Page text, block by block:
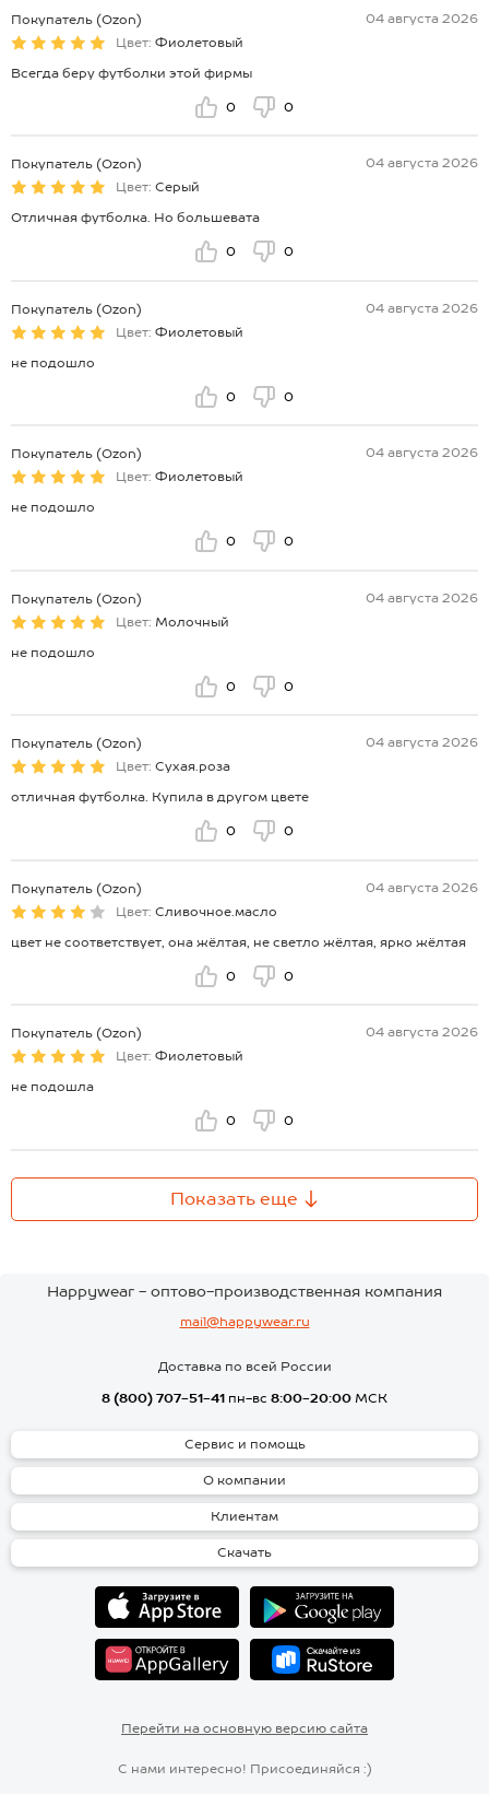
Покупатель (Ozon)
04 августа 2026
Цвет: Фиолетовый
Всегда беру футболки этой фирмы
0 0
Покупатель (Ozon)
04 августа 2026
Цвет: Серый
Отличная футболка. Но большевата
0 0
Покупатель (Ozon)
04 августа 2026
Цвет: Фиолетовый
не подошло
0 0
Покупатель (Ozon)
04 августа 2026
Цвет: Фиолетовый
не подошло
0 0
Покупатель (Ozon)
04 августа 2026
Цвет: Молочный
не подошло
0 0
Покупатель (Ozon)
04 августа 2026
Цвет: Сухая.роза
отличная футболка. Купила в другом цвете
0 0
Покупатель (Ozon)
04 августа 2026
Цвет: Сливочное.масло
цвет не соответствует, она жёлтая, не светло жёлтая, ярко жёлтая
0 0
Покупатель (Ozon)
04 августа 2026
Цвет: Фиолетовый
не подошла
0 0
Показать еще
Happywear - оптово-производственная компания
mail@happywear.ru
Доставка по всей России
8 (800) 707-51-41 пн-вс 8:00-20:00 МСК
Сервис и помощь
О компании
Клиентам
Скачать
Перейти на основную версию сайта
С нами интересно! Присоединяйся :)